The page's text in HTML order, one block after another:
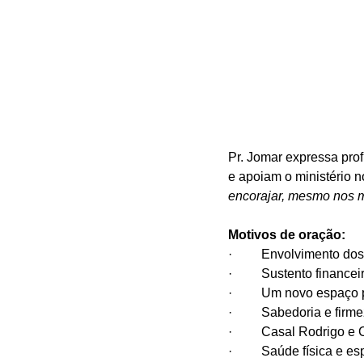
Pr. Jomar expressa
e apoiam o ministério
encorajar, mesmo nos
Motivos de oração:
·         Envolvimento
·         Sustento
·         Um novo
·         Sabedoria e
·         Casal
·         Saúde física